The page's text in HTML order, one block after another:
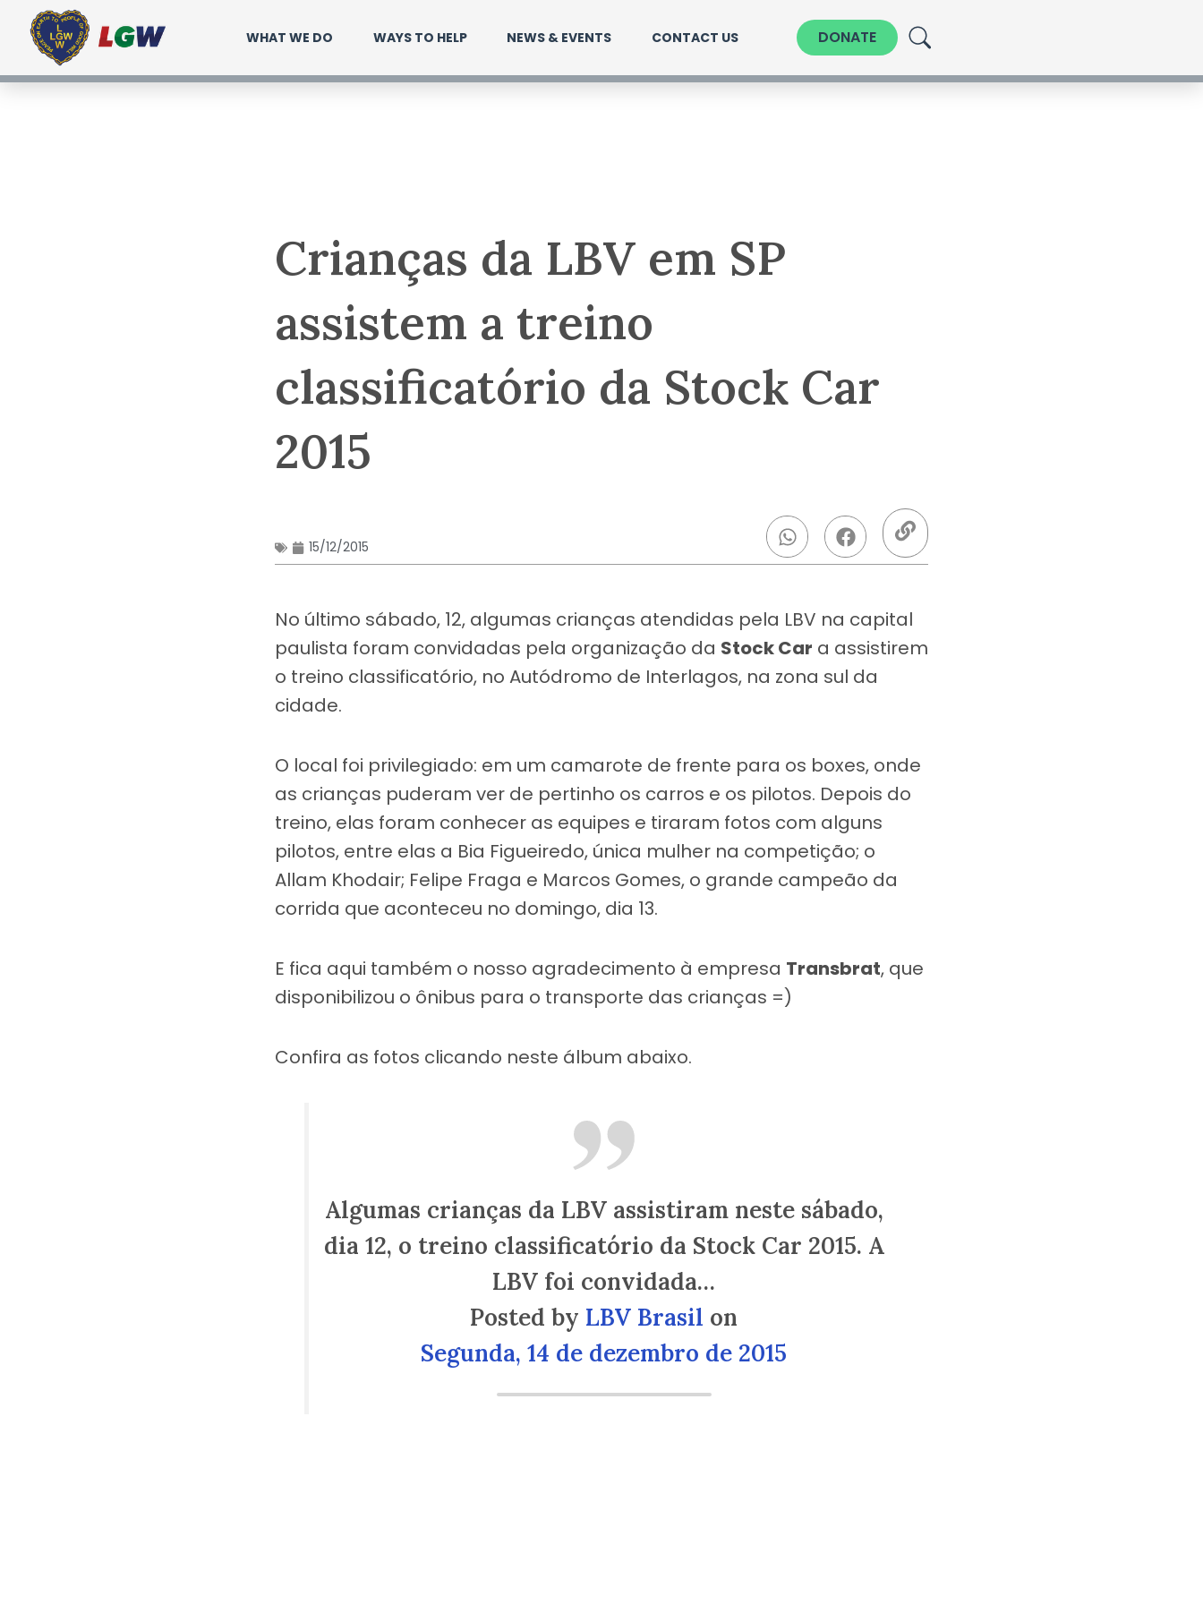
para
o
WHAT WE DO WAYS TO HELP NEWS & EVENTS CONTACT US DONATE
Crianças da LBV em SP
assistem a treino
classificatório da Stock Car
2015
15/12/2015
No último sábado, 12, algumas crianças atendidas pela LBV na capital
paulista foram convidadas pela organização da Stock Car a assistirem
o treino classificatório, no Autódromo de Interlagos, na zona sul da
cidade.
O local foi privilegiado: em um camarote de frente para os boxes, onde
as crianças puderam ver de pertinho os carros e os pilotos. Depois do
treino, elas foram conhecer as equipes e tiraram fotos com alguns
pilotos, entre elas a Bia Figueiredo, única mulher na competição; o
Allam Khodair; Felipe Fraga e Marcos Gomes, o grande campeão da
corrida que aconteceu no domingo, dia 13.
E fica aqui também o nosso agradecimento à empresa Transbrat, que
disponibilizou o ônibus para o transporte das crianças =)
Confira as fotos clicando neste álbum abaixo.
Algumas crianças da LBV assistiram neste sábado,
dia 12, o treino classificatório da Stock Car 2015. A
LBV foi convidada…
Posted by LBV Brasil on
Segunda, 14 de dezembro de 2015